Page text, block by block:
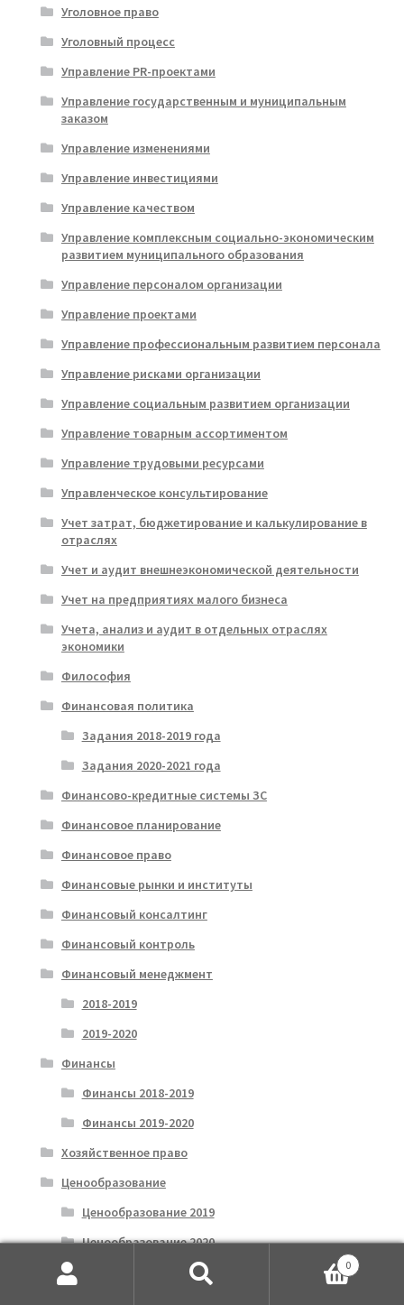
Уголовное право
Уголовный процесс
Управление PR-проектами
Управление государственным и муниципальным
заказом
Управление изменениями
Управление инвестициями
Управление качеством
Управление комплексным социально-экономическим
развитием муниципального образования
Управление персоналом организации
Управление проектами
Управление профессиональным развитием персонала
Управление рисками организации
Управление социальным развитием организации
Управление товарным ассортиментом
Управление трудовыми ресурсами
Управленческое консультирование
Учет затрат, бюджетирование и калькулирование в
отраслях
Учет и аудит внешнеэкономической деятельности
Учет на предприятиях малого бизнеса
Учета, анализ и аудит в отдельных отраслях
экономики
Философия
Финансовая политика
Задания 2018-2019 года
Задания 2020-2021 года
Финансово-кредитные системы ЗС
Финансовое планирование
Финансовое право
Финансовые рынки и институты
Финансовый консалтинг
Финансовый контроль
Финансовый менеджмент
2018-2019
2019-2020
Финансы
Финансы 2018-2019
Финансы 2019-2020
Хозяйственное право
Ценообразование
Ценообразование 2019
Ценообразование 2020
Цифровая экономика
0